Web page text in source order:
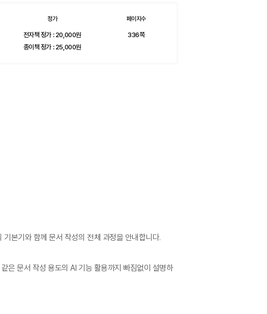
정가
전자책 정가 : 20,000원
종이책 정가 : 25,000원
페이지수
336쪽
본기와 함께 문서 작성의 전체 과정을 안내합니다.
은 문서 작성 용도의 AI 기능 활용까지 빠짐없이 설명하